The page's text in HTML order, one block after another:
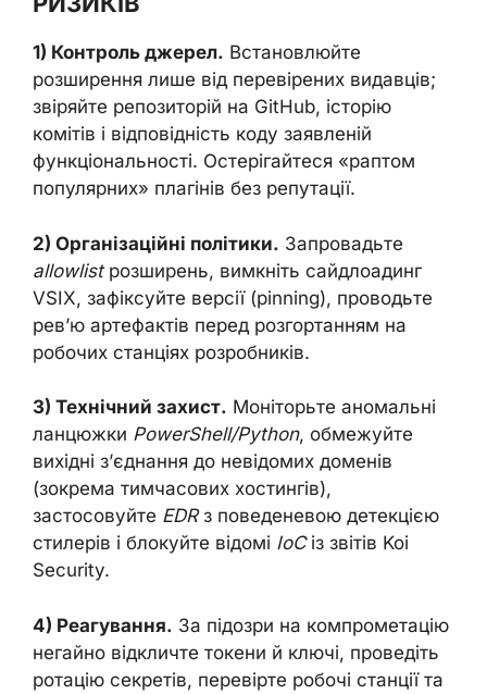
1) Контроль джерел. Встановлюйте
розширення лише від перевірених видавців;
звіряйте репозиторій на GitHub, історію
комітів і відповідність коду заявленій
функціональності. Остерігайтеся «раптом
популярних» плагінів без репутації.
2) Організаційні політики. Запровадьте
allowlistрозширень, вимкніть сайдлоадинг
VSIX, зафіксуйте версії (pinning), проводьте
рев’ю артефактів перед розгортанням на
робочих станціях розробників.
3) Технічний захист. Моніторьте аномальні
ланцюжки PowerShell/Python, обмежуйте
вихідні з’єднання до невідомих доменів
(зокрема тимчасових хостингів),
застосовуйте EDRз поведеневою детекцією
стилерів і блокуйте відомі IoCіз звітів Koi
Security.
4) Реагування. За підозри на компрометацію
негайно відкличте токени й ключі, проведіть
ротацію секретів, перевірте робочі станції та